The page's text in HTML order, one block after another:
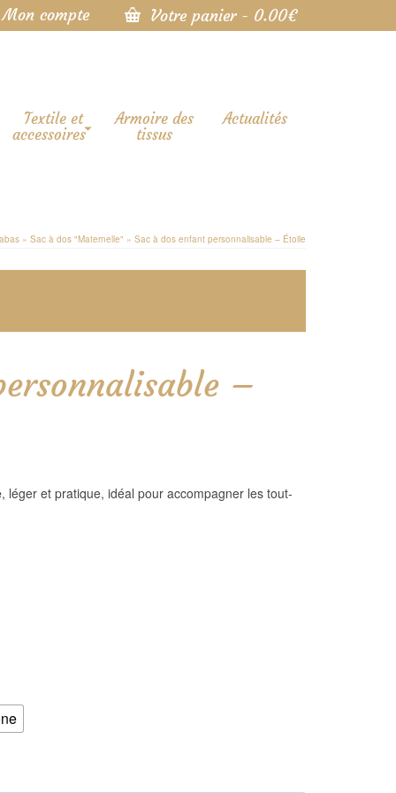
Mon compte Votre panier - 0.00€
Textile et
accessoires
Armoire des
tissus
Actualités
» Sac à dos "Maternelle" » Sac à dos enfant personnalisable – Étoile
–
, léger et pratique, idéal pour accompagner les tout-